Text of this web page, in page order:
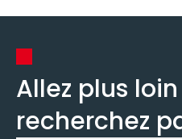
Allez plus
recherchez